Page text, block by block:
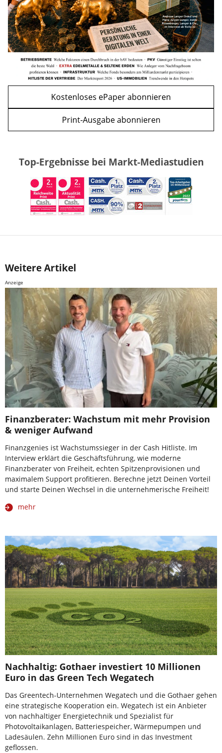
Kostenloses ePaper abonnieren
Print-Ausgabe abonnieren
Top-Ergebnisse bei Markt-Mediastudien
Weitere Artikel
Anzeige
Finanzberater: Wachstum mit mehr Provision
& weniger Aufwand
Finanzgenies ist Wachstumssieger in der Cash Hitliste. Im
Interview erklärt die Geschäftsführung, wie moderne
Finanzberater von Freiheit, echten Spitzenprovisionen und
maximalem Support profitieren. Berechne jetzt Deinen Vorteil
und starte Deinen Wechsel in die unternehmerische Freiheit!
mehr
Nachhaltig: Gothaer investiert 10 Millionen
Euro in das Green Tech Wegatech
Das Greentech-Unternehmen Wegatech und die Gothaer gehen
eine strategische Kooperation ein. Wegatech ist ein Anbieter
von nachhaltiger Energietechnik und Spezialist für
Photovoltaikanlagen, Batteriespeicher, Wärmepumpen und
Ladesäulen. Zehn Millionen Euro sind in das Investment
geflossen.